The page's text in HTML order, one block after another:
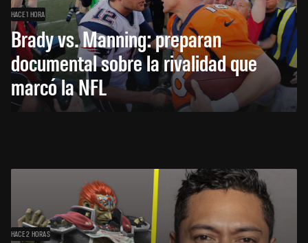
HACE 1 HORA
Brady vs. Manning: preparan
documental sobre la rivalidad que
marcó la NFL
HACE 2 HORAS